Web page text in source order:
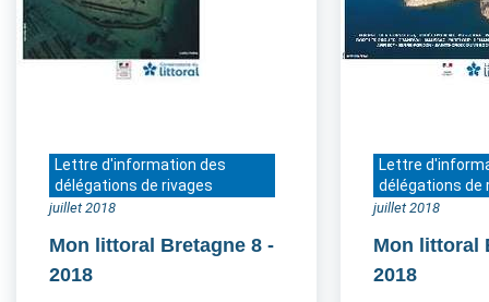
Lettre d'information des
délégations de rivages
juillet 2018
Mon littoral Bretagne 8 -
2018
Lettre
délégations de
juillet 2018
Mon littoral
2018